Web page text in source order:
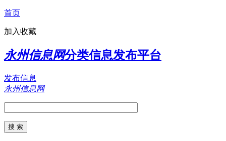
首页
加入收藏
永州信息网分类信息发布平台
发布信息
永州信息网